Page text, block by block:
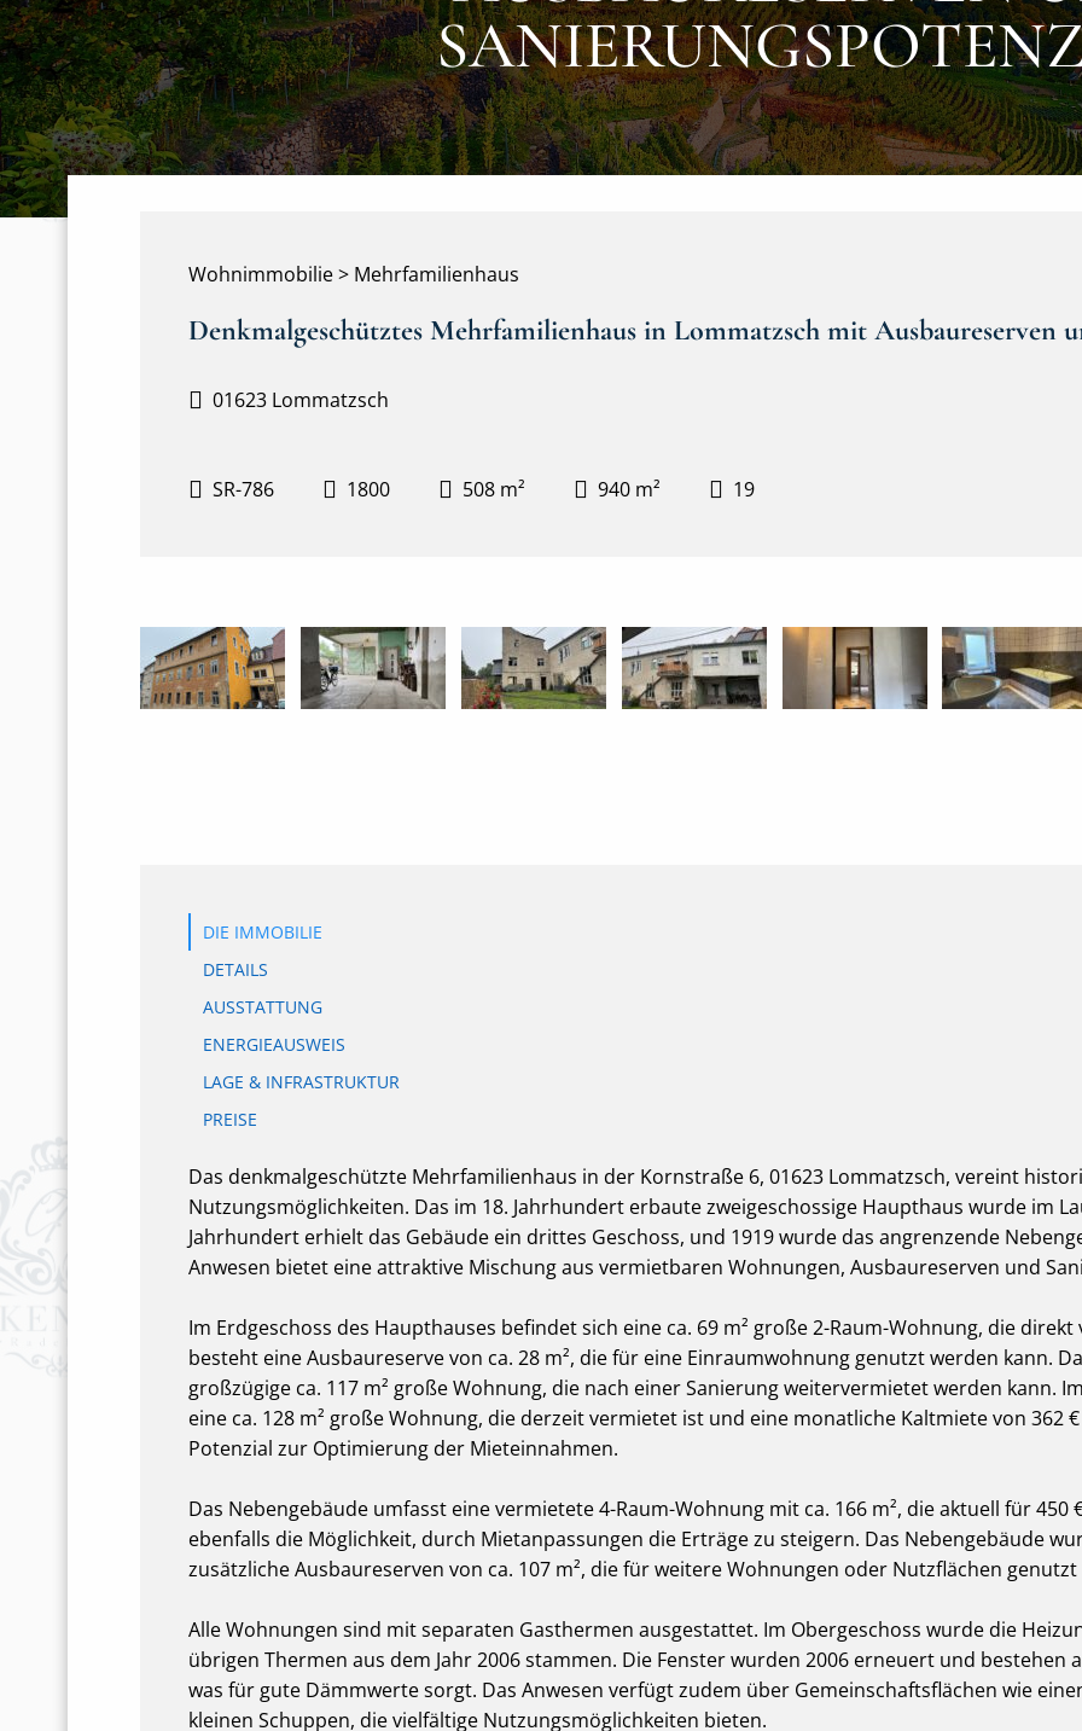
Wohnimmobilie > Mehrfamilienhaus
Denkmalgeschütztes Mehrfamilienhaus in Lommatzsch mit Ausbaureserven
01623 Lommatzsch
SR-786 1800 508 m² 940 m² 19
DIE IMMOBILIE
DETAILS
AUSSTATTUNG
ENERGIEAUSWEIS
LAGE & INFRASTRUKTUR
PREISE
Das denkmalgeschützte Mehrfamilienhaus in der Kornstraße 6, 01623 Lommatzsch, vereint
Nutzungsmöglichkeiten. Das im 18. Jahrhundert erbaute zweigeschossige Haupthaus wurde im
Jahrhundert erhielt das Gebäude ein drittes Geschoss, und 1919 wurde das angrenzende
Anwesen bietet eine attraktive Mischung aus vermietbaren Wohnungen, Ausbaureserven und
Im Erdgeschoss des Haupthauses befindet sich eine ca. 69 m² große 2-Raum-Wohnung, die
besteht eine Ausbaureserve von ca. 28 m², die für eine Einraumwohnung genutzt werden kann.
großzügige ca. 117 m² große Wohnung, die nach einer Sanierung weitervermietet werden kann.
eine ca. 128 m² große Wohnung, die derzeit vermietet ist und eine monatliche Kaltmiete von 362
Potenzial zur Optimierung der Mieteinnahmen.
Das Nebengebäude umfasst eine vermietete 4-Raum-Wohnung mit ca. 166 m², die aktuell für
ebenfalls die Möglichkeit, durch Mietanpassungen die Erträge zu steigern. Das Nebengebäude
zusätzliche Ausbaureserven von ca. 107 m², die für weitere Wohnungen oder Nutzflächen
Alle Wohnungen sind mit separaten Gasthermen ausgestattet. Im Obergeschoss wurde die
übrigen Thermen aus dem Jahr 2006 stammen. Die Fenster wurden 2006 erneuert und bestehen
was für gute Dämmwerte sorgt. Das Anwesen verfügt zudem über Gemeinschaftsflächen wie
kleinen Schuppen, die vielfältige Nutzungsmöglichkeiten bieten.